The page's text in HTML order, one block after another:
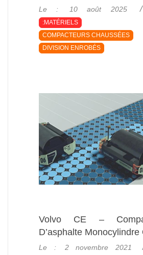
2025-
08-
10
Le : 10 août 2025
:MATÉRIELS
COMPACTEURS CHAUSSÉES
DIVISION ENROBÉS
Volvo CE –
D’asphalte Monocylindre
2021-
Le : 2 novembre 2021